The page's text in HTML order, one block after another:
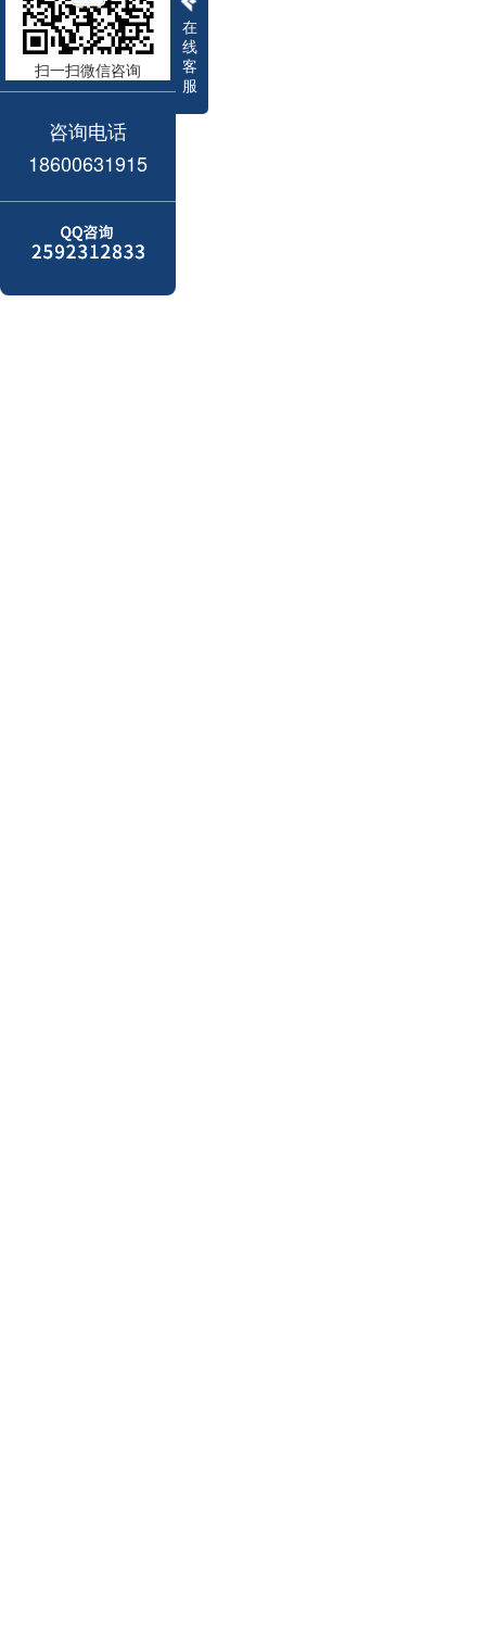
在
线
客
服
扫一扫微信咨询
咨询电话
18600631915